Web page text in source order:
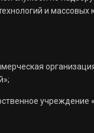
и массовых
учреждение